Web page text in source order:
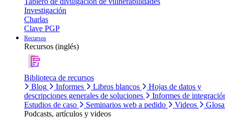
Investigación
Charlas
Clave PGP
Recursos
Recursos (inglés)
Biblioteca de recursos
Blog
Informes Libros blancos
Hojas de datos y
descripciones generales de soluciones
Informes de
Estudios de caso
Seminarios web a pedido Videos
Podcasts, artículos y videos